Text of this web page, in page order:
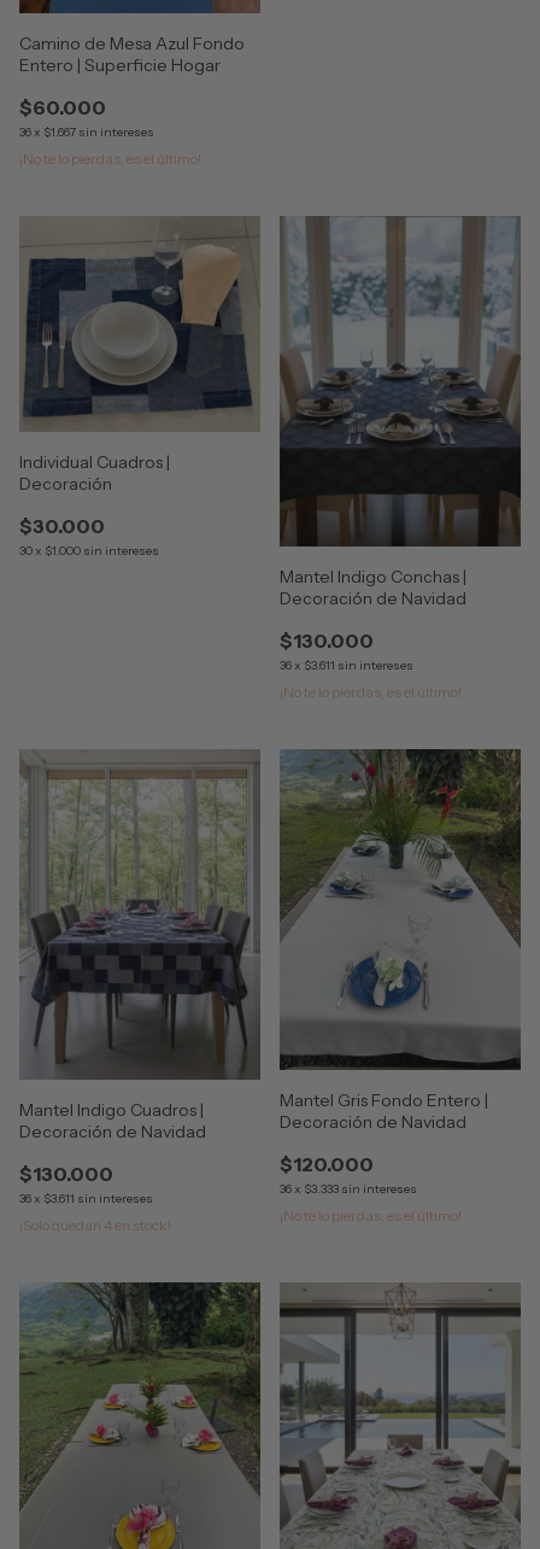
Camino de Mesa Azul Fondo
Entero | Superficie Hogar
$60.000
36x $1.667 sin intereses
¡No te lo pierdas, es el último!
Individual Cuadros |
Decoración
$30.000
30x $1.000 sin intereses
Mantel Indigo Conchas |
Decoración de Navidad
$130.000
36x $3.611 sin intereses
¡No te lo pierdas, es el último!
Mantel Indigo Cuadros |
Decoración de Navidad
$130.000
36x $3.611 sin intereses
¡Solo quedan 4en stock!
Mantel Gris Fondo Entero |
Decoración de Navidad
$120.000
36x $3.333 sin intereses
¡No te lo pierdas, es el último!